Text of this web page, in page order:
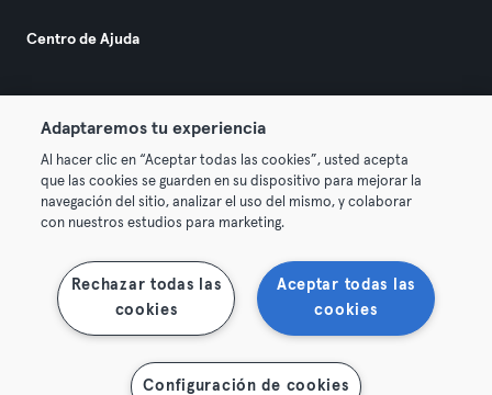
Centro de Ajuda
© 2026 Urban Sports Group GmbH. All rights reserved.
Termos & Condições Privacidade
Rescindir contratos aqui Cancelar contratos aqui
Adaptaremos tu experiencia
Al hacer clic en “Aceptar todas las cookies”, usted acepta
que las cookies se guarden en su dispositivo para mejorar la
navegación del sitio, analizar el uso del mismo, y colaborar
con nuestros estudios para marketing.
Aceptar todas las
cookies
Rechazar todas las
cookies
Configuración de cookies